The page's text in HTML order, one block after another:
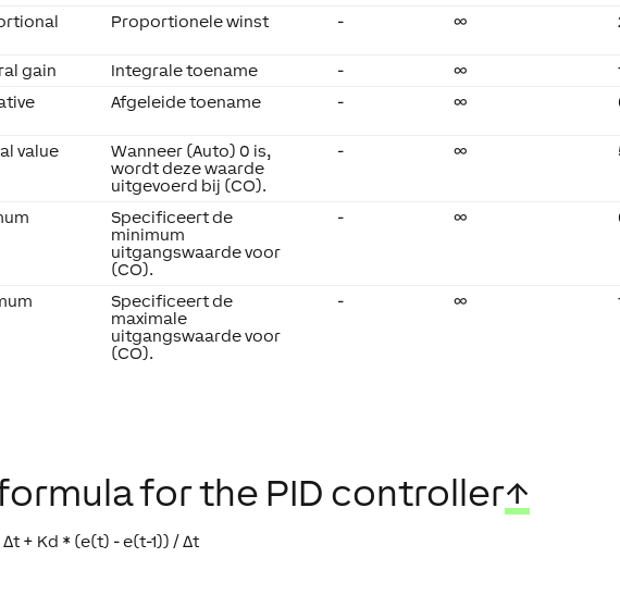
Proportionele winst - ∞
gain Integrale toename - ∞
Afgeleide toename - ∞
value
Wanneer (Auto) 0 is,
wordt deze waarde
uitgevoerd bij (CO).
- ∞
Specificeert de
minimum
uitgangswaarde voor
(CO).
- ∞
Specificeert de
maximale
uitgangswaarde voor
(CO).
- ∞
for the PID controller↑
+ Kd * (e(t) - e(t-1)) / Δt